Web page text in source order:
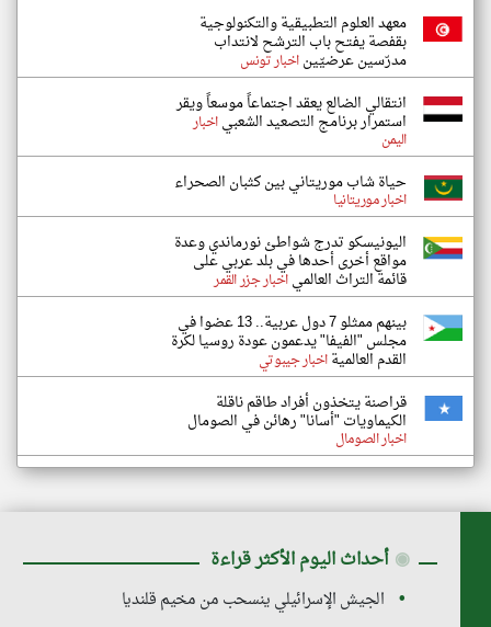
معهد العلوم التطبيقية والتكنولوجية
بقفصة يفتح باب الترشح لانتداب
مدرّسين عرضيّيناخبار تونس
انتقالي الضالع يعقد اجتماعاً موسعاً ويقر
استمرار برنامج التصعيد الشعبياخبار
اليمن
حياة شاب موريتاني بين كثبان الصحراء
اخبار موريتانيا
اليونيسكو تدرج شواطئ نورماندي وعدة
مواقع أخرى أحدها في بلد عربي على
قائمة التراث العالمياخبار جزر القمر
بينهم ممثلو 7 دول عربية.. 13 عضوا في
مجلس "الفيفا" يدعمون عودة روسيا لكرة
القدم العالميةاخبار جيبوتي
قراصنة يتخذون أفراد طاقم ناقلة
الكيماويات "أسانا" رهائن في الصومال
اخبار الصومال
◉ أحداث اليوم الأكثر قراءة
الجيش الإسرائيلي ينسحب من مخيم قلنديا